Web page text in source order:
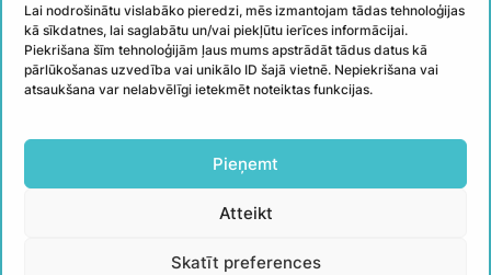
Lai nodrošinātu vislabāko pieredzi, mēs izmantojam tādas tehnoloģijas
kā sīkdatnes, lai saglabātu un/vai piekļūtu ierīces informācijai.
Piekrišana šīm tehnoloģijām ļaus mums apstrādāt tādus datus kā
pārlūkošanas uzvedība vai unikālo ID šajā vietnē. Nepiekrišana vai
atsaukšana var nelabvēlīgi ietekmēt noteiktas funkcijas.
Pieņemt
Atteikt
Skatīt preferences
Biežāk uzdotie jautājumi
Īstenotie projekti
JAUNUMIEM
padomus no WIN treneriem